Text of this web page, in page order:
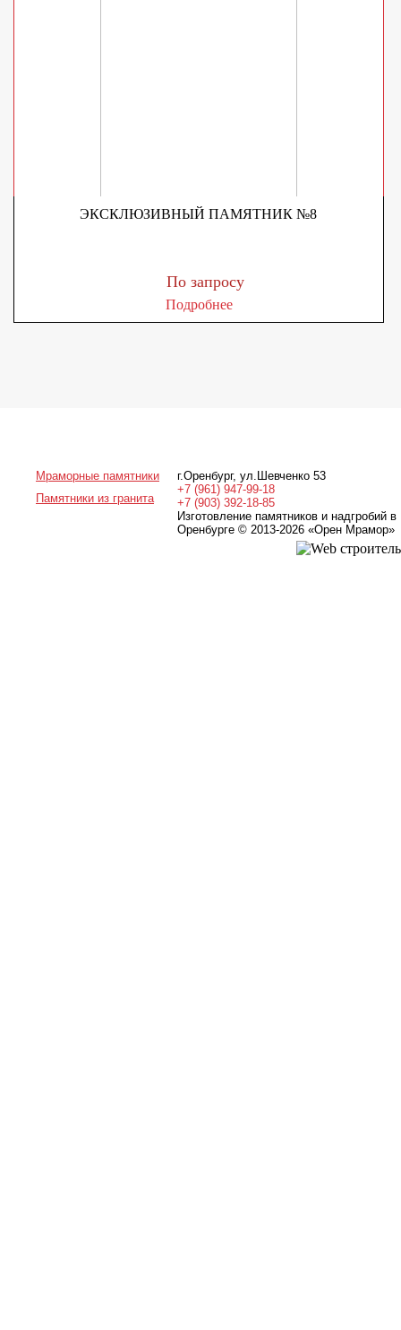
ЭКСКЛЮЗИВНЫЙ ПАМЯТНИК №8
По запросу
Подробнее
Мраморные памятники
Памятники из гранита
г.Оренбург, ул.Шевченко 53
+7 (961) 947-99-18
+7 (903) 392-18-85
Изготовление памятников и надгробий в
Оренбурге © 2013-2026 «Орен Мрамор»